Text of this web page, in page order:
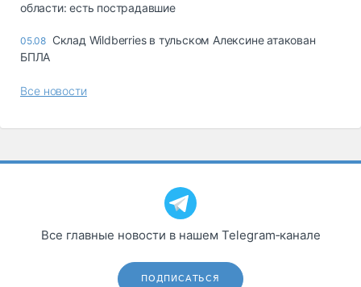
области: есть пострадавшие
05.08 Склад Wildberries в тульском Алексине атакован
БПЛА
Все новости
Все главные новости в нашем Telegram‑канале
ПОДПИСАТЬСЯ